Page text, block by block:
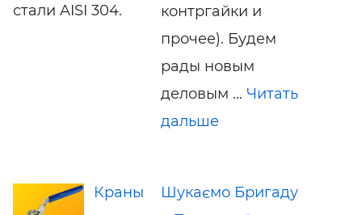
стали AISI 304.
контргайки и
прочее). Будем
рады новым
деловым ... Читать
дальше
Краны
Шукаємо Бригаду